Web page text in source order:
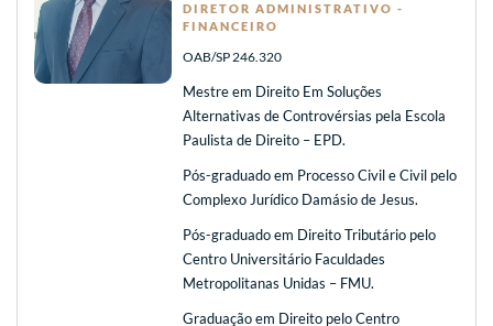
DIRETOR ADMINISTRATIVO -
FINANCEIRO
OAB/SP 246.320
Mestre em Direito Em Soluções
Alternativas de Controvérsias pela Escola
Paulista de Direito – EPD.
Pós-graduado em Processo Civil e Civil pelo
Complexo Jurídico Damásio de Jesus.
Pós-graduado em Direito Tributário pelo
Centro Universitário Faculdades
Metropolitanas Unidas – FMU.
Graduação em Direito pelo Centro